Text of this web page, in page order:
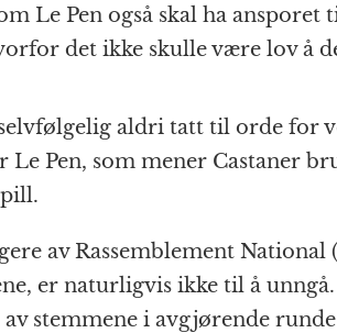
Le Pen også skal ha
det ikke skulle være lov å
aldri tatt til orde for
Le Pen, som mener Castaner
av Rassemblement National
er naturligvis ikke til å
stemmene i avgjørende